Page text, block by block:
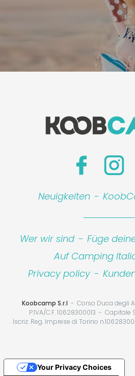
Neuigkeiten -
Wer wir sind - Füge
Auf Camping
Privacy policy -
Koobcamp S.r.l
Corso Duca degli
P.IVA/C.F. 10628300013
Capitale
Iscriz. Reg. Imprese di Torino
Your Privacy Choices